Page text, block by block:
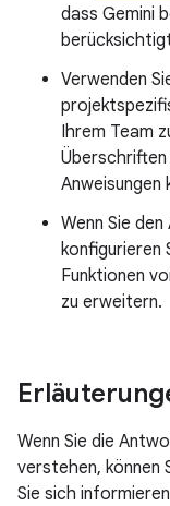
dass Gemini
Verwenden
Ihrem Team
Anweisungen
Wenn Sie
konfigurieren
Funktionen
zu erweitern.
Wenn Sie die
verstehen, können
Sie sich